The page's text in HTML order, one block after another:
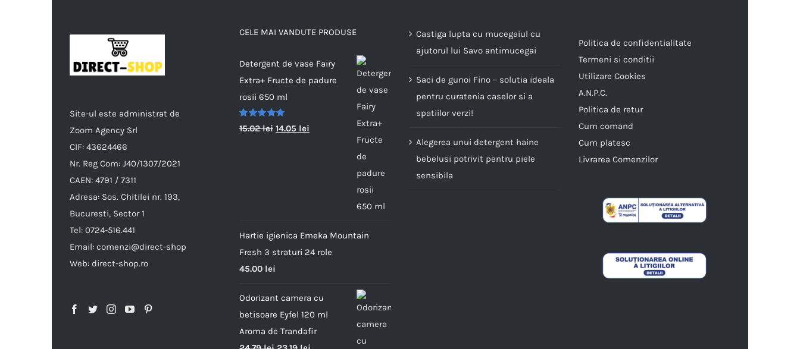
Site-ul este administrat de
Zoom Agency Srl
CIF: 43624466
Nr. Reg Com: J40/1307/2021
CAEN: 4791 / 7311
Adresa: Sos. Chitilei nr. 193,
Bucuresti, Sector 1
Tel: 0724-516.441
Email: comenzi@direct-shop
Web: direct-shop.ro
CELE MAI VANDUTE PRODUSE
Detergent de vase Fairy
Extra+ Fructe de padure
rosii 650 ml
Evaluat la
5.00
din
15.02lei 14.05 lei
Hartie igienica Emeka Mountain
Fresh 3 straturi 24 role
45.00 lei
Odorizant camera cu
betisoare Eyfel 120 ml
Aroma de Trandafir
Castiga lupta cu mucegaiul cu
ajutorul lui Savo antimucegai
Saci de gunoi Fino – solutia ideala
pentru curatenia caselor si a
spatiilor verzi!
Alegerea unui detergent haine
bebelusi potrivit pentru piele
sensibila
Politica de confidentialitate
Termeni si conditii
Utilizare Cookies
A.N.P.C.
Politica de retur
Cum comand
Cum platesc
Livrarea Comenzilor